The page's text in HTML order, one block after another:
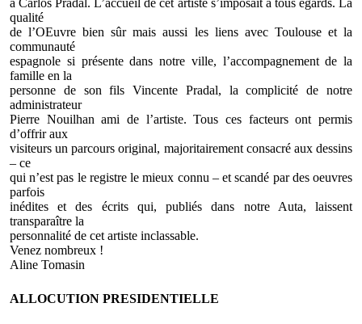
qualité
de l’OEuvre bien sûr mais aussi les liens avec Toulouse et la
communauté
espagnole si présente dans notre ville, l’accompagnement de la
famille en la
personne de son fils Vincente Pradal, la complicité de notre
administrateur
Pierre Nouilhan ami de l’artiste. Tous ces facteurs ont permis
d’offrir aux
visiteurs un parcours original, majoritairement consacré aux dessins
– ce
qui n’est pas le registre le mieux connu – et scandé par des oeuvres
parfois
inédites et des écrits qui, publiés dans notre Auta, laissent
transparaître la
personnalité de cet artiste inclassable.
Venez nombreux !
Aline Tomasin
ALLOCUTION PRESIDENTIELLE